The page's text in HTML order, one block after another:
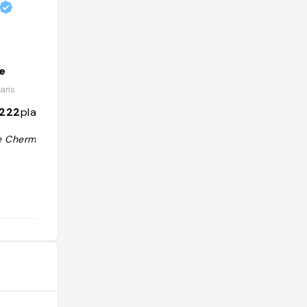
places
"